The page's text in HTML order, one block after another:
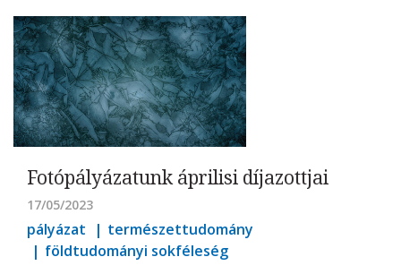
Fotópályázatunk áprilisi díjazottjai
17/05/2023
pályázat
természettudomány
földtudományi sokféleség